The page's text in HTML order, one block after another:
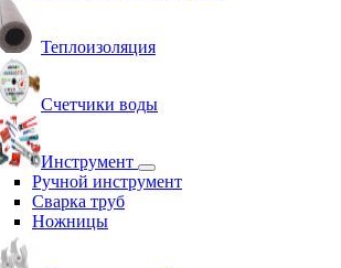
Теплоизоляция
Счетчики воды
Инструмент
Ручной инструмент
Сварка труб
Ножницы